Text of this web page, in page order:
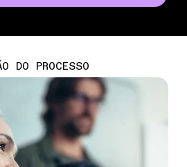
DO PROCESSO